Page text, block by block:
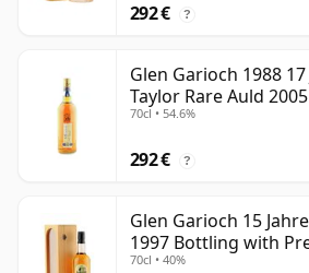
292 € ?
Glen Garioch 1988
Taylor Rare Auld
70cl • 54.6%
292 € ?
Glen Garioch 15
1997 Bottling with
70cl • 40%